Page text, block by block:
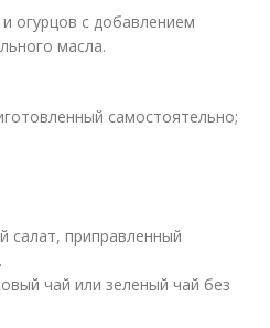
огурцов с добавлением
масла.
самостоятельно;
салат, приправленный
чай или зеленый чай без